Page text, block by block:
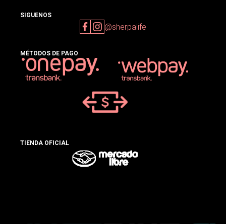
SIGUENOS
@sherpalife
MÉTODOS DE PAGO
TIENDA OFICIAL